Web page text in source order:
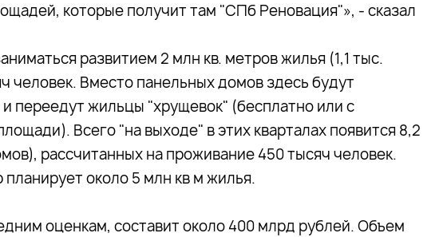
которые получит там "СПб Реновация"», - сказал
развитием 2 млн кв. метров жилья (1,1 тыс.
человек. Вместо панельных домов здесь будут
переедут жильцы "хрущевок" (бесплатно или с
Всего "на выходе" в этих кварталах появится 8,2
рассчитанных на проживание 450 тысяч человек.
около 5 млн кв м жилья.
оценкам, составит около 400 млрд рублей. Объем